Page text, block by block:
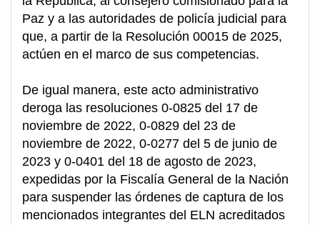
Paz y a las autoridades de policía judicial para
que, a partir de la Resolución 00015 de 2025,
actúen en el marco de sus competencias.
De igual manera, este acto administrativo
deroga las resoluciones 0-0825 del 17 de
noviembre de 2022, 0-0829 del 23 de
noviembre de 2022, 0-0277 del 5 de junio de
2023 y 0-0401 del 18 de agosto de 2023,
expedidas por la Fiscalía General de la Nación
para suspender las órdenes de captura de los
mencionados integrantes del ELN acreditados